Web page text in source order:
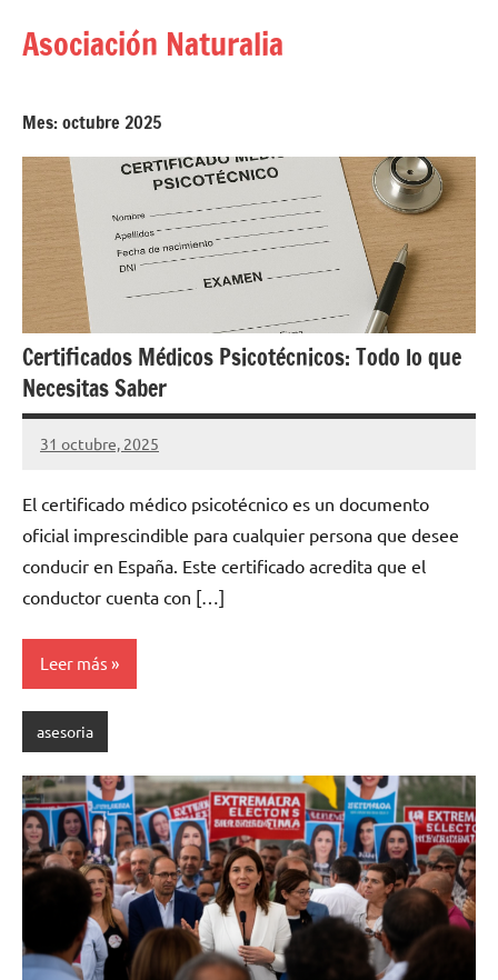
Asociación Naturalia
Mes:octubre 2025
Certificados Médicos Psicotécnicos: Todo lo que
Necesitas Saber
31 octubre, 2025
asociacionnaturalia31
El certificado médico psicotécnico es un documento
oficial imprescindible para cualquier persona que desee
conducir en España. Este certificado acredita que el
conductor cuenta con […]
Leer más
asesoria